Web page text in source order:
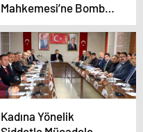
Mahkemesi’ne Bombalı
Saldırı
Kadına Yönelik